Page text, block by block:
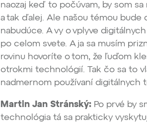
naozaj keď to počúvam, by som sa
a tak ďalej. Ale našou témou
nabudúce. A vy o vplyve
po celom svete. A ja sa musím
rovinu hovoríte o tom, že ľuďom
otrokmi technológií. Tak čo sa to
nadmernom používaní digitálnych
Martin Jan Stránský:Po prvé by
technológia tá sa prakticky